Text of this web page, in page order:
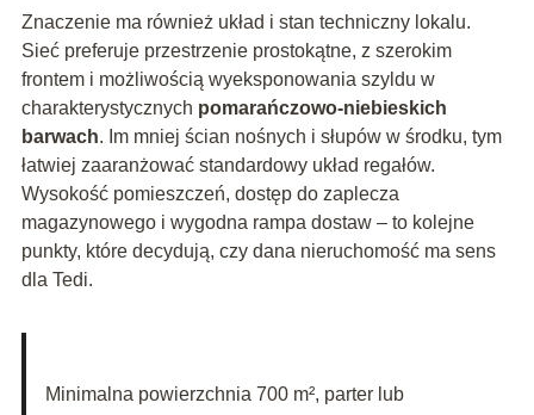
Znaczenie ma również układ i stan techniczny lokalu.
Sieć preferuje przestrzenie prostokątne, z szerokim
frontem i możliwością wyeksponowania szyldu w
charakterystycznych pomarańczowo-niebieskich
barwach. Im mniej ścian nośnych i słupów w środku, tym
łatwiej zaaranżować standardowy układ regałów.
Wysokość pomieszczeń, dostęp do zaplecza
magazynowego i wygodna rampa dostaw – to kolejne
punkty, które decydują, czy dana nieruchomość ma sens
dla Tedi.
Minimalna powierzchnia 700 m², parter lub